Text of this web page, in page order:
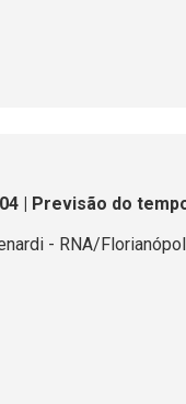
| Previsão do
- RNA/